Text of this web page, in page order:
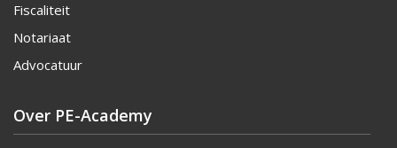
Fiscaliteit
Notariaat
Advocatuur
Over PE-Academy